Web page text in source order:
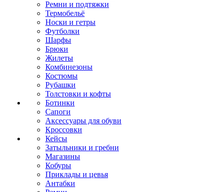
Ремни и подтяжки
Термобельё
Носки и гетры
Футболки
Шарфы
Брюки
Жилеты
Комбинезоны
Костюмы
Рубашки
Толстовки и кофты
Ботинки
Сапоги
Аксессуары для обуви
Кроссовки
Кейсы
Затыльники и гребни
Магазины
Кобуры
Приклады и цевья
Антабки